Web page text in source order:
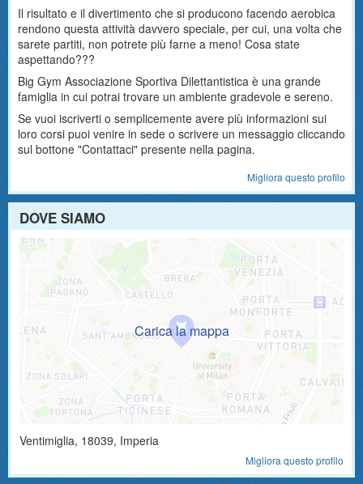
Il risultato e il divertimento che si producono facendo aerobica
rendono questa attività davvero speciale, per cui, una volta che
sarete partiti, non potrete più farne a meno! Cosa state
aspettando???
Big Gym Associazione Sportiva Dilettantistica è una grande
famiglia in cui potrai trovare un ambiente gradevole e sereno.
Se vuoi iscriverti o semplicemente avere più informazioni sui
loro corsi puoi venire in sede o scrivere un messaggio cliccando
sul bottone "Contattaci" presente nella pagina.
Migliora questo profilo
DOVE SIAMO
Ventimiglia, 18039, Imperia
Migliora questo profilo